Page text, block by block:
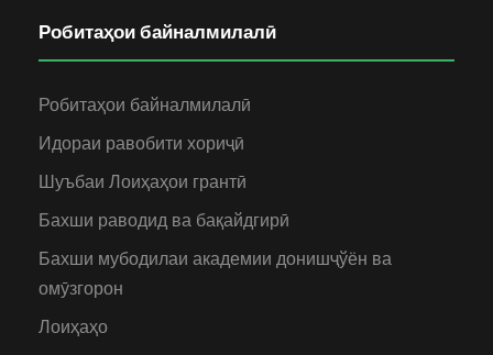
Робитаҳои байналмилалӣ
Робитаҳои байналмилалӣ
Идораи равобити хориҷӣ
Шуъбаи Лоиҳаҳои грантӣ
Бахши раводид ва бақайдгирӣ
Бахши мубодилаи академии донишҷўён ва
омӯзгорон
Лоиҳаҳо